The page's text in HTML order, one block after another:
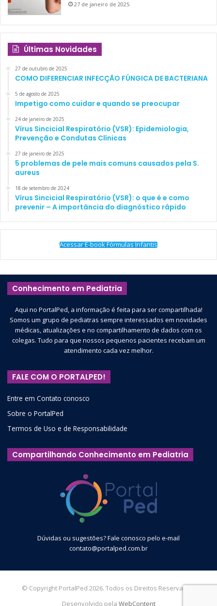
27 de janeiro de 2025
Últimas Novidades
27 de outubro de 2025
COMO DIFERENCIAR INFECÇÃO FÚNGICA DE BACTERIANA
5 de agosto de 2025
Impetigo como cuidar e quando se preocupar
24 de janeiro de 2025
Vírus Sincicial Respiratório (VSR): Epidemiologia,
Prevenção e Condutas Clínicas
27 de janeiro de 2025
5 problemas de pele mais comuns causados pela S.
aureus
18 de setembro de 2024
Vírus Sincicial Respiratório (VSR): o que é e como
prevenir – A importância do diagnóstico rápido
Acessar E-book Fórmulas Infantis
Conhecimento em Pediatria
Aqui no PortalPed, a informação é feita para ser compartilhada!
Somos um grupo de pediatras sempre interessados em novidades
médicas, atualizações e no compartilhamento de dados com os
colegas. Tudo para que nossos pequenos pacientes recebam um
atendimento cada vez melhor.
FALE COM O PORTALPED!
Entre em Contato conosco
Sobre o PortalPed
Termos de Uso e de Responsabilidade
Compartilhando Conhecimento em Pediatria
Dúvidas ou sugestões? Fale conosco pelo e-mail
contato@portalped.com.br
© Copyright PortalPed 2026. Todos os Direitos Reservados.
Desenvolvido pela WebContent